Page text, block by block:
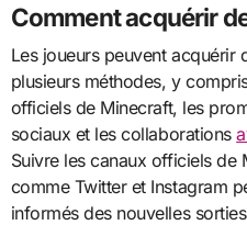
Comment acquérir
Les joueurs peuvent acquérir
plusieurs méthodes, y
officiels de Minecraft, les
sociaux et les collaborations
Suivre les canaux officiels de
comme Twitter et Instagram
informés des nouvelles